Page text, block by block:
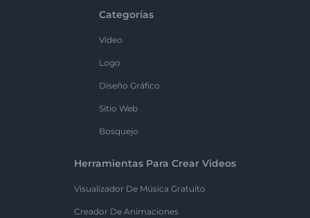
Categorías
Vídeo
Logo
Diseño Gráfico
Sitio Web
Bosquejo
Herramientas Para Crear Videos
Visualizador De Música Gratuito
Creador De Animaciones